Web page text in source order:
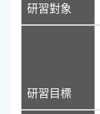
研習對象
研習目標